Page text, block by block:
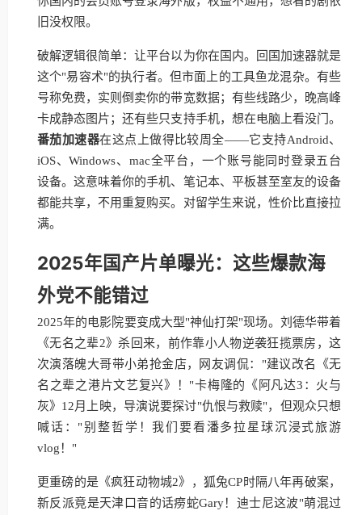
旧没权限。
破解逻辑很简单：让平台以为你在国内。回国加速器就是
这个"易容术"的执行者。但市面上的工具鱼龙混杂。有些
号称免费，实则倒卖你的带宽数据；有些线路少，晚高峰
卡成静态图片；还有些只支持手机，想在电脑上看没门。
番茄加速器在这点上做得比较周全——它支持Android、
iOS、Windows、mac全平台，一个账号能同时登录五台
设备。这意味着你的手机、笔记本、平板甚至室友的设备
都能共享，不用重复购买。对留学生来说，性价比直接拉
满。
2025年国产片单曝光：这些爆款海
外党不能错过
2025年的电影院要变成大型"神仙打架"现场。刘德华带着
《无名之辈2》杀回来，前作靠小人物逆袭狂揽票房，这
次演落魄大哥带小弟抢金店，网友调侃："建议改名《无
名之辈之港片文艺复兴》！"卡梅隆的《阿凡达3：火与
灰》12月上映，导演说要探讨"仇恨与救赎"，但观众只想
喊话："别整哲学！我们要看潘多拉星球沉浸式旅游
vlog！"
更重磅的是《疯狂动物城2》，狐兔CP时隔八年再破案，
新反派竟是天津口音的话痨蛇Gary！迪士尼这波"萌混过